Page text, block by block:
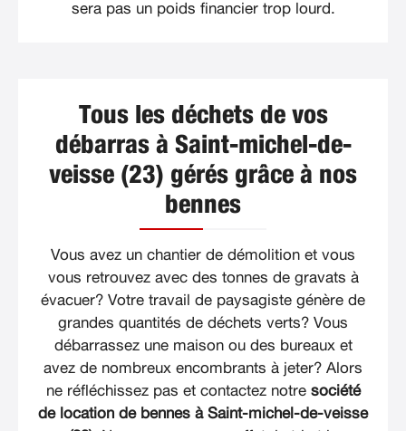
sera pas un poids financier trop lourd.
Tous les déchets de vos
débarras à Saint-michel-de-
veisse (23) gérés grâce à nos
bennes
Vous avez un chantier de démolition et vous
vous retrouvez avec des tonnes de gravats à
évacuer? Votre travail de paysagiste génère de
grandes quantités de déchets verts? Vous
débarrassez une maison ou des bureaux et
avez de nombreux encombrants à jeter? Alors
ne réfléchissez pas et contactez notre société
de location de bennes à Saint-michel-de-veisse